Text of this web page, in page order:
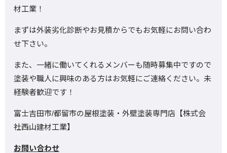
材工業！
まずは外装劣化診断やお見積からでもお気軽にお問い合わ
せ下さい。
また、一緒に働いてくれるメンバーも随時募集中ですので
塗装や職人に興味のある方はお気軽にご連絡ください。未
経験者歓迎です！
富士吉田市/都留市の屋根塗装・外壁塗装専門店【株式会
社西山建材工業】
お問い合わせ